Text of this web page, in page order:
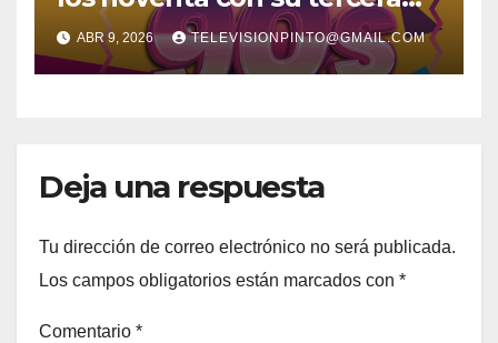
feria temática y deportiva
ABR 9, 2026 TELEVISIONPINTO@GMAIL.COM
Deja una respuesta
Tu dirección de correo electrónico no será publicada.
Los campos obligatorios están marcados con *
Comentario *